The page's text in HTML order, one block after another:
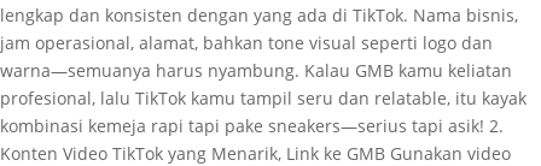
lengkap dan konsisten dengan yang ada di TikTok. Nama bisnis,
jam operasional, alamat, bahkan tone visual seperti logo dan
warna—semuanya harus nyambung. Kalau GMB kamu keliatan
profesional, lalu TikTok kamu tampil seru dan relatable, itu kayak
kombinasi kemeja rapi tapi pake sneakers—serius tapi asik! 2.
Konten Video TikTok yang Menarik, Link ke GMB Gunakan video